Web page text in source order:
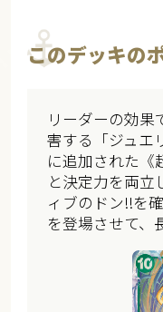
このデッキの
リーダーの効果
害する「ジュエ
に追加された《
と決定力を両立
ィブのドン!!を
を登場させて、